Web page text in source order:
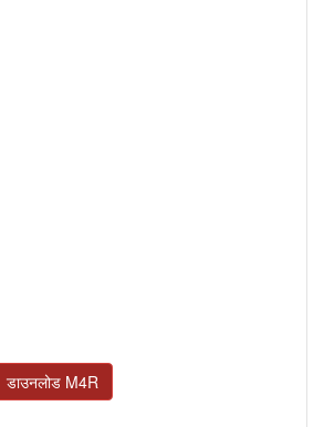
डाउनलोड M4R